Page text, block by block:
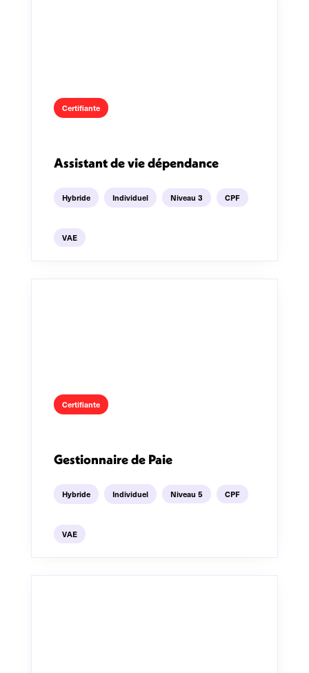
Certifiante
Assistant de vie dépendance
Hybride Individuel Niveau 3 CPF
VAE
Certifiante
Gestionnaire de Paie
Hybride Individuel Niveau 5 CPF
VAE